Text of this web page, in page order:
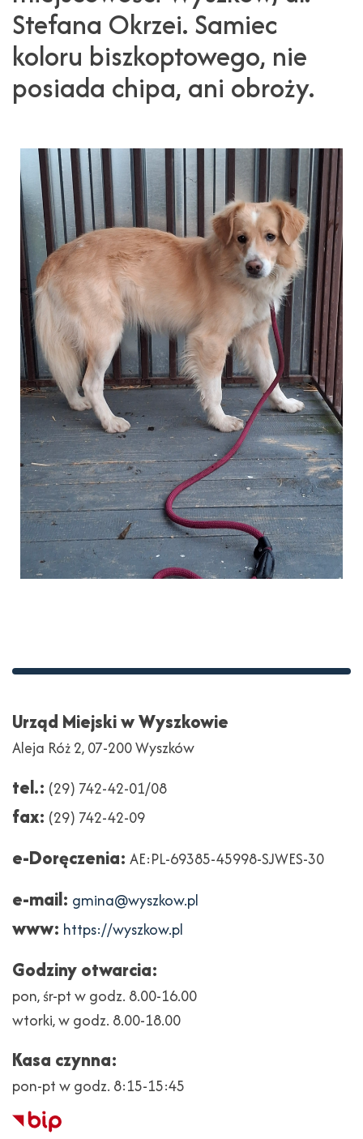
Stefana Okrzei. Samiec
koloru biszkoptowego, nie
posiada chipa, ani obroży.
Stopka
Adres
Urząd Miejski w Wyszkowie
Aleja Róż 2, 07-200 Wyszków
tel.: (29) 742-42-01/08
fax: (29) 742-42-09
e-Doręczenia: AE:PL-69385-45998-SJWES-30
e-mail: gmina@wyszkow.pl
www: https://wyszkow.pl
Godziny otwarcia:
pon, śr-pt w godz. 8.00-16.00
wtorki, w godz. 8.00-18.00
Kasa czynna:
pon-pt w godz. 8:15-15:45
Biuletyn